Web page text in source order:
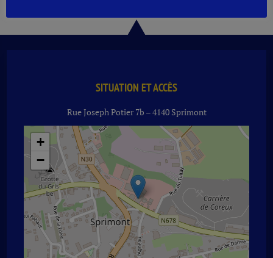
SAINT
SITUATION ET ACCÈS
Rue Joseph Potier 7b – 4140 Sprimont
+
−